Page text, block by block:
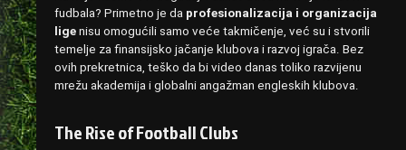
fudbala? Primetno je da profesionalizacija i organizacija
lige nisu omogućili samo veće takmičenje, već su i stvorili
temelje za finansijsko jačanje klubova i razvoj igrača. Bez
ovih prekretnica, teško da bi video danas toliko razvijenu
mrežu akademija i globalni angažman engleskih klubova.
The Rise of Football Clubs